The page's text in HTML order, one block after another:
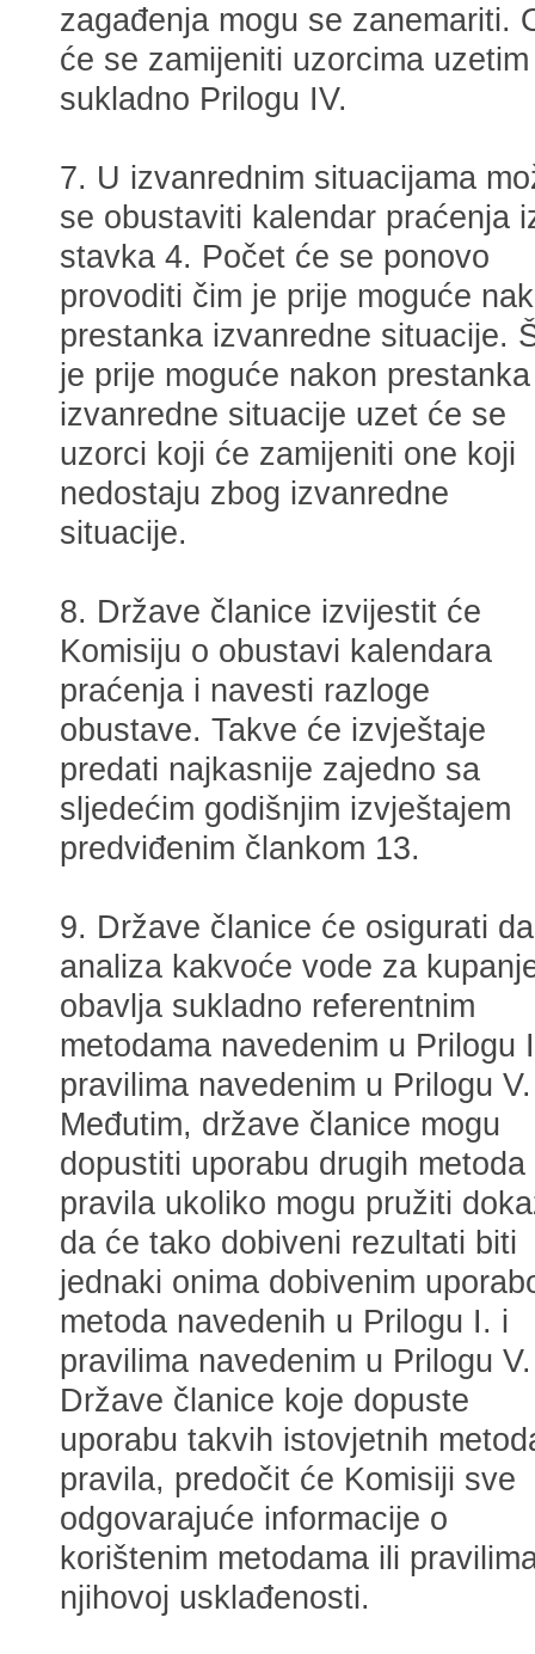
zagađenja mogu se zanemariti.
će se zamijeniti uzorcima uzetim
sukladno Prilogu IV.
7. U izvanrednim situacijama
se obustaviti kalendar praćenja
stavka 4. Počet će se ponovo
provoditi čim je prije moguće
prestanka izvanredne situacije.
je prije moguće nakon prestanka
izvanredne situacije uzet će se
uzorci koji će zamijeniti one koji
nedostaju zbog izvanredne
situacije.
8. Države članice izvijestit će
Komisiju o obustavi kalendara
praćenja i navesti razloge
obustave. Takve će izvještaje
predati najkasnije zajedno sa
sljedećim godišnjim izvještajem
predviđenim člankom 13.
9. Države članice će osigurati
analiza kakvoće vode za
obavlja sukladno referentnim
metodama navedenim u Prilogu
pravilima navedenim u Prilogu V.
Međutim, države članice mogu
dopustiti uporabu drugih metoda
pravila ukoliko mogu pružiti
da će tako dobiveni rezultati biti
jednaki onima dobivenim
metoda navedenih u Prilogu I. i
pravilima navedenim u Prilogu V.
Države članice koje dopuste
uporabu takvih istovjetnih
pravila, predočit će Komisiji sve
odgovarajuće informacije o
korištenim metodama ili
njihovoj usklađenosti.